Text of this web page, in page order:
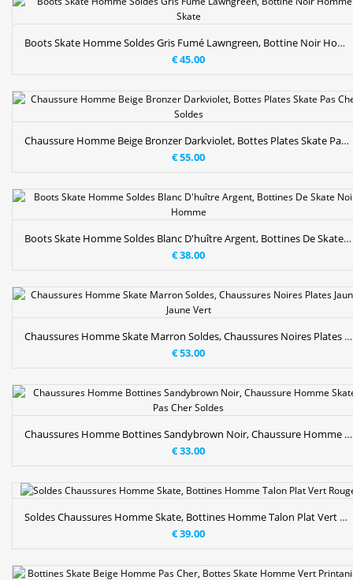
Boots Skate Homme Soldes Gris Fumé Lawngreen, Bottine Noir Homme Skate
€ 45.00
Chaussure Homme Beige Bronzer Darkviolet, Bottes Plates Skate Pas Cher Soldes
€ 55.00
Boots Skate Homme Soldes Blanc D'huître Argent, Bottines De Skate Noir Homme
€ 38.00
Chaussures Homme Skate Marron Soldes, Chaussures Noires Plates Jaune Jaune Vert
€ 53.00
Chaussures Homme Bottines Sandybrown Noir, Chaussure Homme Skate Pas Cher Soldes
€ 33.00
Soldes Chaussures Homme Skate, Bottines Homme Talon Plat Vert Rouge
€ 39.00